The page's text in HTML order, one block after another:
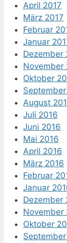
April 2017
März 2017
Februar
Januar
Dezember
November
Oktober
August
Juli 2016
Juni 2016
Mai 2016
April 2016
März 2016
Februar
Januar
Dezember
November
Oktober